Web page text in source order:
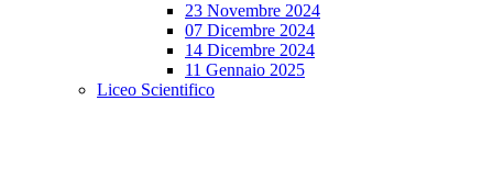
23 Novembre 2024
07 Dicembre 2024
14 Dicembre 2024
11 Gennaio 2025
Liceo Scientifico